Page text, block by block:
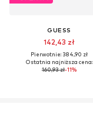
GUESS
142,43 zł
Pierwotnie: 384,90 zł
Ostatnia najniższa cena:
160,93 zł-11%